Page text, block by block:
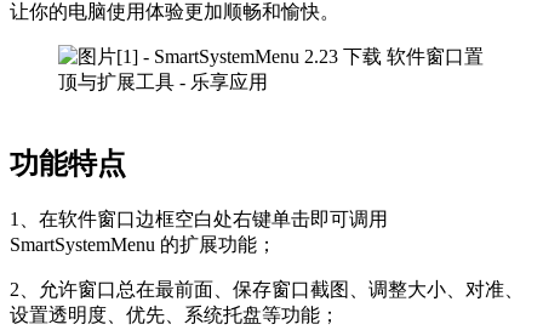
让你的电脑使用体验更加顺畅和愉快。
功能特点
1、在软件窗口边框空白处右键单击即可调用
SmartSystemMenu 的扩展功能；
2、允许窗口总在最前面、保存窗口截图、调整大小、对准、
设置透明度、优先、系统托盘等功能；